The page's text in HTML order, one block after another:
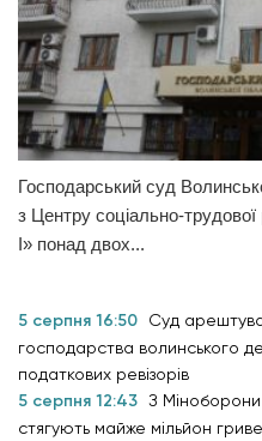
Господарський суд
з Центру соціально-трудової
І» понад двох...
5 серпня 16:50
Суд
господарства волинського
податкових ревізорів
5 серпня 12:43 З Міноборони
стягують майже мільйон